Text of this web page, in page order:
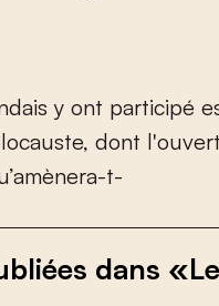
dais y ont participé e
locauste, dont l'ouvert
’amènera-t-
dans